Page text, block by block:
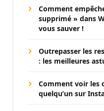
Comment
supprimé » dans
vous sauver !
Outrepasser les
: les meilleures
Comment voir les
quelqu’un sur